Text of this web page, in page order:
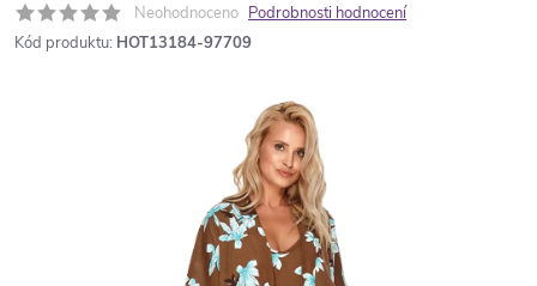
Neohodnoceno Podrobnosti hodnocení
Kód produktu: HOT13184-97709